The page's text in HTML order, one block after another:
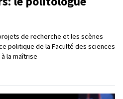
de recherche et les scènes
politique de la Faculté des sciences
la maîtrise